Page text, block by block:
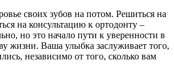
своих зубов на потом. Решиться на
на консультацию к ортодонту –
но это начало пути к уверенности в
жизни. Ваша улыбка заслуживает того,
независимо от того, сколько вам